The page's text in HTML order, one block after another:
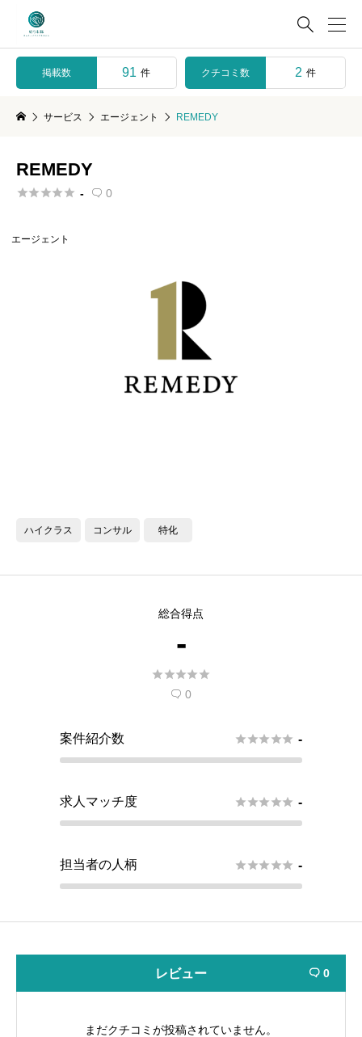

掲載数 91 件 クチコミ数 2 件
サービス エージェント REMEDY
REMEDY
 -  0
エージェント
ハイクラス コンサル 特化
総合得点
-

 0
案件紹介数  -
求人マッチ度  -
担当者の人柄  -
レビュー  0
まだクチコミが投稿されていません。